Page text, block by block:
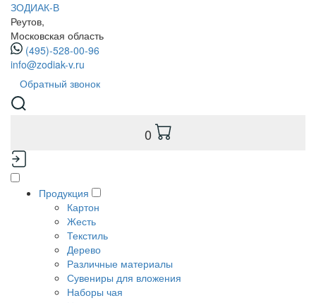
ЗОДИАК-В
Реутов,
Московская область
(495)-528-00-96
info@zodiak-v.ru
Обратный звонок
0
Продукция
Картон
Жесть
Текстиль
Дерево
Различные материалы
Сувениры для вложения
Наборы чая